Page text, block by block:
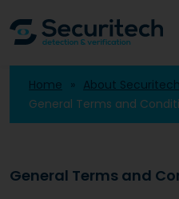
Home
About Securitech
General Terms and
General Terms and